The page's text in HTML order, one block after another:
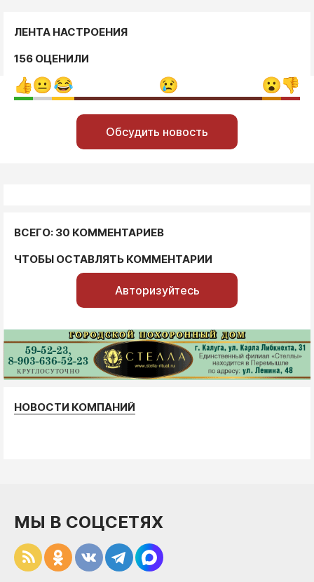
ЛЕНТА НАСТРОЕНИЯ
156 ОЦЕНИЛИ
Обсудить новость
ВСЕГО: 30 КОММЕНТАРИЕВ
ЧТОБЫ ОСТАВЛЯТЬ КОММЕНТАРИИ
Авторизуйтесь
НОВОСТИ КОМПАНИЙ
МЫ В СОЦСЕТЯХ